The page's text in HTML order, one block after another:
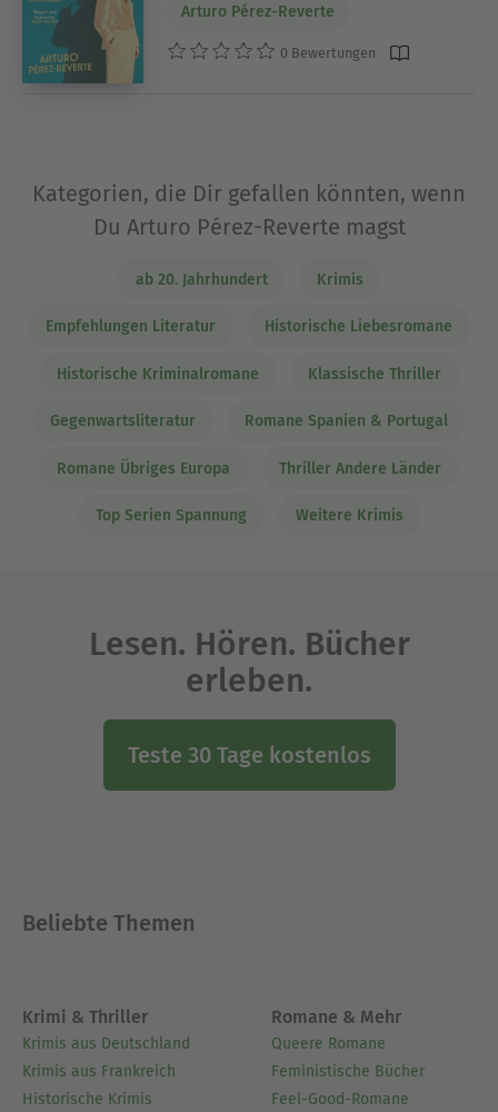
Arturo Pérez-Reverte
0 Bewertungen
Kategorien, die Dir gefallen könnten, wenn
Du Arturo Pérez-Reverte magst
ab 20. Jahrhundert Krimis
Empfehlungen Literatur Historische Liebesromane
Historische Kriminalromane Klassische Thriller
Gegenwartsliteratur Romane Spanien & Portugal
Romane Übriges Europa Thriller Andere Länder
Top Serien Spannung Weitere Krimis
Lesen. Hören. Bücher
erleben.
Teste 30 Tage kostenlos
Beliebte Themen
Krimi & Thriller
Krimis aus Deutschland
Krimis aus Frankreich
Historische Krimis
Romane & Mehr
Queere Romane
Feministische Bücher
Feel-Good-Romane